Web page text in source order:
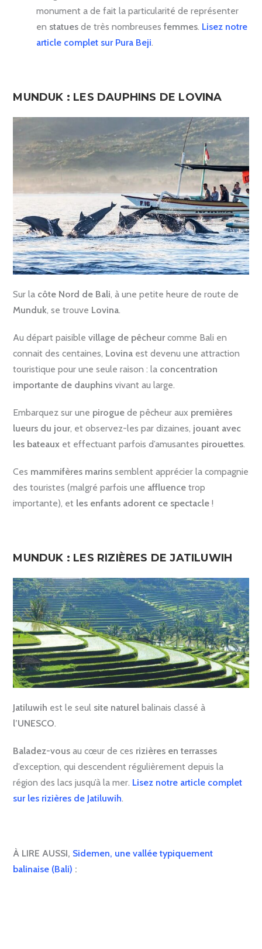
monument a de fait la particularité de représenter
en statues de très nombreusesfemmes. Lisez notre
article complet sur Pura Beji.
MUNDUK : LES DAUPHINS DE LOVINA
Sur la côte Nord de Bali, à une petite heure de route de
Munduk, se trouve Lovina.
Au départ paisiblevillage de pêcheur comme Bali en
connait des centaines, Lovina est devenu une attraction
touristique pour une seule raison : la concentration
importante de dauphins vivant au large.
Embarquez sur une pirogue de pêcheur aux premières
lueurs du jour, et observez-les par dizaines, jouant avec
les bateaux et effectuant parfois d’amusantes pirouettes.
Ces mammifères marins semblent apprécier la compagnie
des touristes (malgré parfois une affluence trop
importante), et les enfants adorent ce spectacle !
MUNDUK : LES RIZIÈRES DE JATILUWIH
Jatiluwih est le seul site naturel balinais classé à
l’UNESCO.
Baladez-vous au cœur de ces rizières en terrasses
d’exception, qui descendent régulièrement depuis la
région des lacs jusqu’à la mer. Lisez notre article complet
sur les rizières de Jatiluwih.
À LIRE AUSSI, Sidemen, une vallée typiquement
balinaise (Bali) :